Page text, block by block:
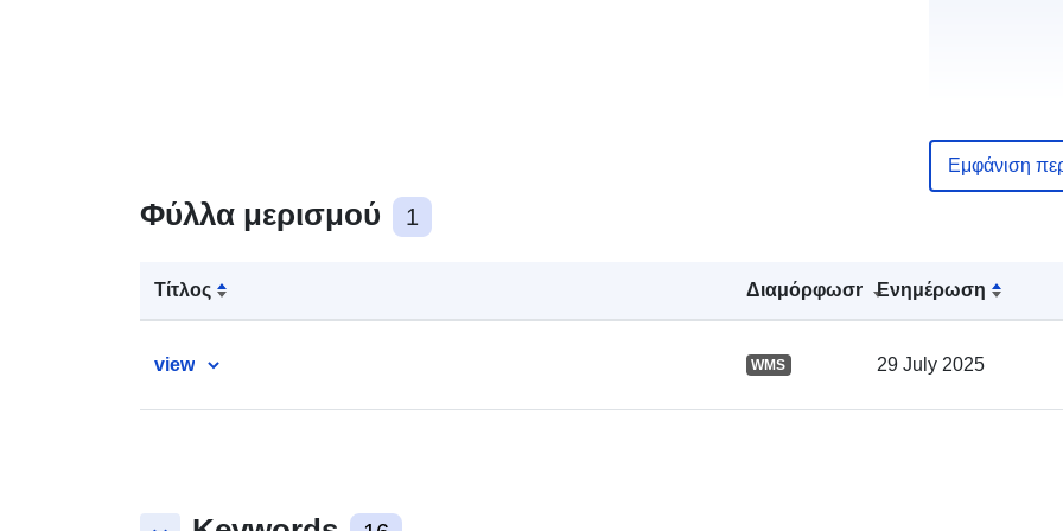
Φύλλα μερισμού 1
Τίτλος Διαμόρφωση Ενημέρωση
view WMS 29 July 2025
Χωρικός:
Εμφάνιση